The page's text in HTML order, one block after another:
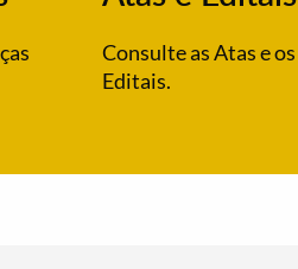
Consulte as Atas e os
Editais.